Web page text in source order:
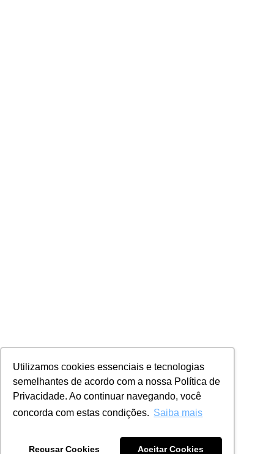
Utilizamos cookies essenciais e tecnologias
semelhantes de acordo com a nossa Política de
Privacidade. Ao continuar navegando, você
concorda com estas condições. Saiba mais
Recusar Cookies Aceitar Cookies